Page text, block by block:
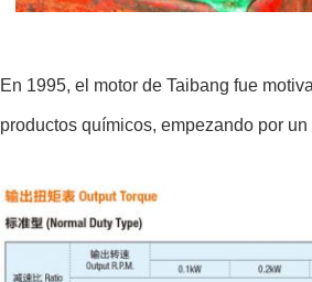
En 1995, el motor de Taibang fue
productos químicos, empezando por